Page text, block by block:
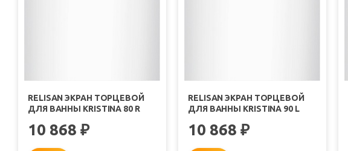
RELISAN ЭКРАН ТОРЦЕВОЙ
ДЛЯ ВАННЫ KRISTINA 80 R
10 868 ₽
RELISAN ЭКРАН ТОРЦЕВОЙ
ДЛЯ ВАННЫ KRISTINA 90 L
10 868 ₽